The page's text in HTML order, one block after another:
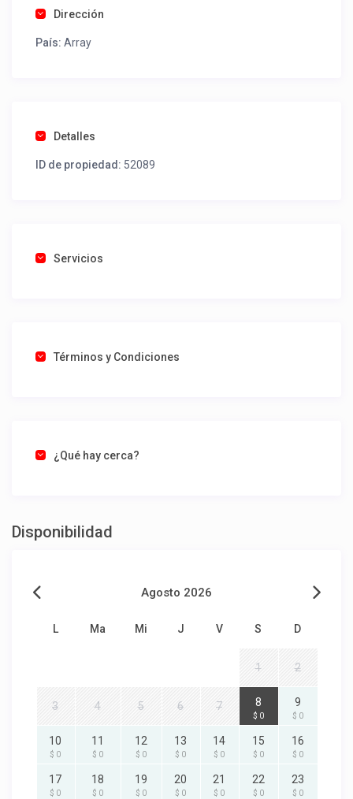
como un profesional sin COMISIONES ni ESTAFAS.
Tel contacto propiedad:
Dirección
País: Array
Detalles
ID de propiedad: 52089
Servicios
Términos y Condiciones
¿Qué hay cerca?
Disponibilidad
Agosto 2026
L Ma Mi J V S D
1 2
3 4 5 6 7 8
$ 0
9
$ 0
10
$ 0
11
$ 0
12
$ 0
13
$ 0
14
$ 0
15
$ 0
16
$ 0
17
$ 0
18
$ 0
19
$ 0
20
$ 0
21
$ 0
22
$ 0
23
$ 0